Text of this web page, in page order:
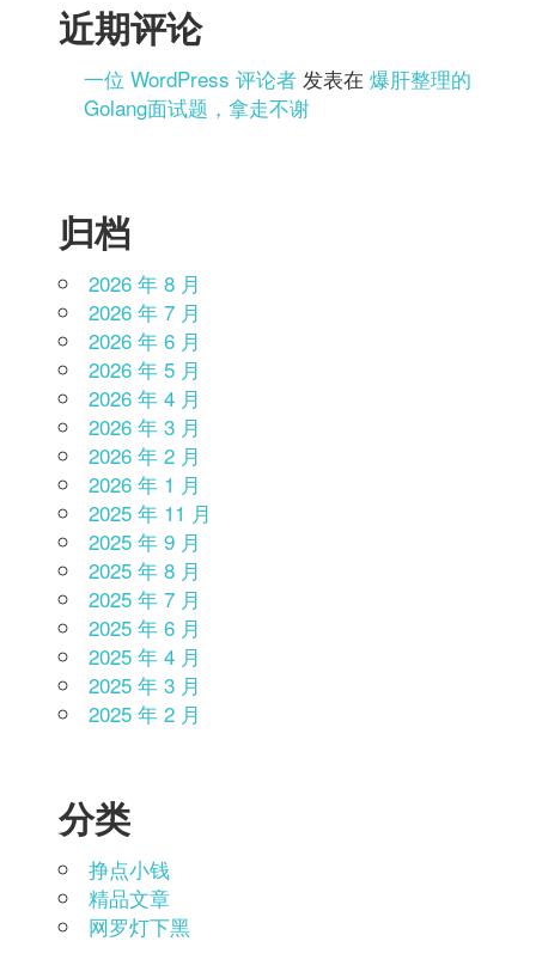
近期评论
一位 WordPress 评论者 发表在爆肝整理的
Golang面试题，拿走不谢
归档
2026 年 8 月
2026 年 7 月
2026 年 6 月
2026 年 5 月
2026 年 4 月
2026 年 3 月
2026 年 2 月
2026 年 1 月
2025 年 11 月
2025 年 9 月
2025 年 8 月
2025 年 7 月
2025 年 6 月
2025 年 4 月
2025 年 3 月
2025 年 2 月
分类
挣点小钱
精品文章
网罗灯下黑